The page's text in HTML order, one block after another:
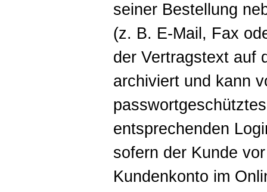
seiner Bestellung
(z. B. E-Mail, Fax
der Vertragstext auf
archiviert und kann
entsprechenden
sofern der Kunde
Kundenkonto im